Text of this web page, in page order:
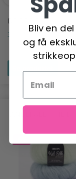
DROPS SKY
34,95 DKKBliv en
og få